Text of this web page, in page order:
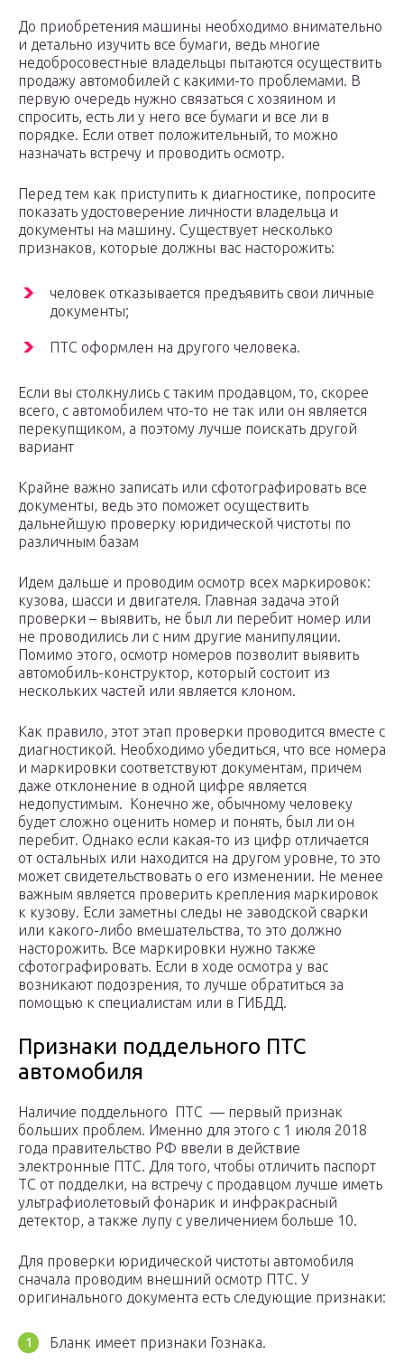
До приобретения машины необходимо внимательно
и детально изучить все бумаги, ведь многие
недобросовестные владельцы пытаются осуществить
продажу автомобилей с какими-то проблемами. В
первую очередь нужно связаться с хозяином и
спросить, есть ли у него все бумаги и все ли в
порядке. Если ответ положительный, то можно
назначать встречу и проводить осмотр.
Перед тем как приступить к диагностике, попросите
показать удостоверение личности владельца и
документы на машину. Существует несколько
признаков, которые должны вас насторожить:
человек отказывается предъявить свои личные
документы;
ПТС оформлен на другого человека.
Если вы столкнулись с таким продавцом, то, скорее
всего, с автомобилем что-то не так или он является
перекупщиком, а поэтому лучше поискать другой
вариант
Крайне важно записать или сфотографировать все
документы, ведь это поможет осуществить
дальнейшую проверку юридической чистоты по
различным базам
Идем дальше и проводим осмотр всех маркировок:
кузова, шасси и двигателя. Главная задача этой
проверки – выявить, не был ли перебит номер или
не проводились ли с ним другие манипуляции.
Помимо этого, осмотр номеров позволит выявить
автомобиль-конструктор, который состоит из
нескольких частей или является клоном.
Как правило, этот этап проверки проводится вместе с
диагностикой. Необходимо убедиться, что все номера
и маркировки соответствуют документам, причем
даже отклонение в одной цифре является
недопустимым. Конечно же, обычному человеку
будет сложно оценить номер и понять, был ли он
перебит. Однако если какая-то из цифр отличается
от остальных или находится на другом уровне, то это
может свидетельствовать о его изменении. Не менее
важным является проверить крепления маркировок
к кузову. Если заметны следы не заводской сварки
или какого-либо вмешательства, то это должно
насторожить. Все маркировки нужно также
сфотографировать. Если в ходе осмотра у вас
возникают подозрения, то лучше обратиться за
помощью к специалистам или в ГИБДД.
Признаки поддельного ПТС
автомобиля
Наличие поддельного ПТС — первый признак
больших проблем. Именно для этого с 1 июля 2018
года правительство РФ ввели в действие
электронные ПТС. Для того, чтобы отличить паспорт
ТС от подделки, на встречу с продавцом лучше иметь
ультрафиолетовый фонарик и инфракрасный
детектор, а также лупу с увеличением больше 10.
Для проверки юридической чистоты автомобиля
сначала проводим внешний осмотр ПТС. У
оригинального документа есть следующие признаки:
Бланк имеет признаки Гознака.